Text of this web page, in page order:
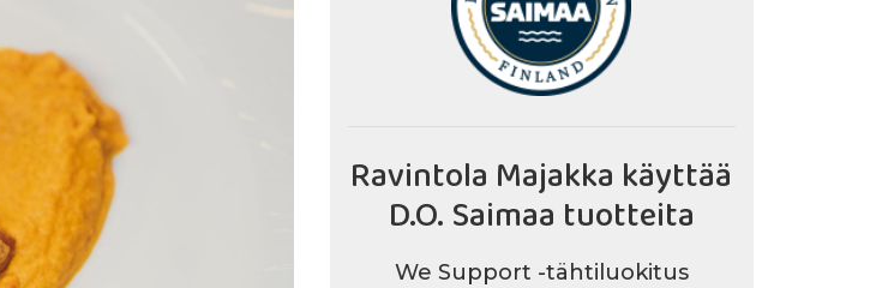
Ravintola Majakka käyttää
D.O. Saimaa tuotteita
We Support -tähtiluokitus